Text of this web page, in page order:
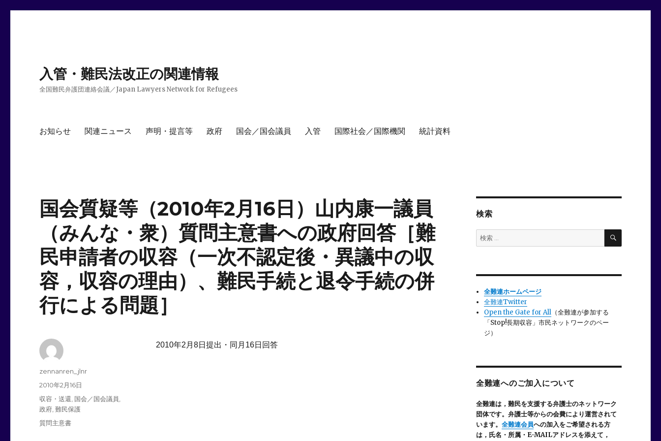
入管・難民法改正の関連情報
全国難民弁護団連絡会議／Japan Lawyers Network for Refugees
お知らせ 関連ニュース 声明・提言等 政府 国会／国会議員 入管 国際社会／国際機関 統計資料
国会質疑等（2010年2月16日）山内康一議員
（みんな・衆）質問主意書への政府回答［難
民申請者の収容（一次不認定後・異議中の収
容，収容の理由）、難民手続と退令手続の併
行による問題］
2010年2月8日提出・同月16日回答
投
zennanren_jlnr
投
稿
日:
2010年2月16日
カ
テ
ゴ
収容・送還 国会／国会議員
政府 ,難民保護
タ
質問主意書
検索
検
索:
検
全難連ホームページ
全難連Twitter
Open the Gate for All （全難連が参加する
「Stop!長期収容」市民ネットワークのペー
ジ）
全難連へのご加入について
全難連は，難民を支援する弁護士のネットワーク
団体です。弁護士等からの会費により運営されて
います。 全難連会員への加入をご希望される方
は，氏名・所属・E-MAILアドレスを添えて，